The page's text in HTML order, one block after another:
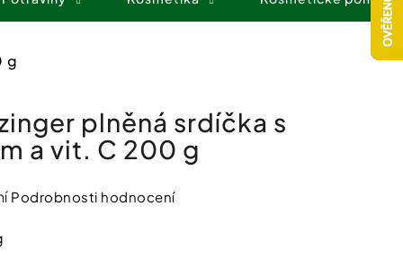
g
Podrobnosti hodnocení
plněná srdíčka s
a vit. C 200 g
IZOFET SLIM